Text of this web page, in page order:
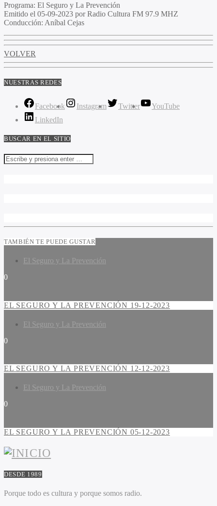
Programa: El Seguro y La Prevención
Emitido el 05-09-2023 por Radio Cultura FM 97.9 MHZ
Conducción: Aníbal Cejas
VOLVER
NUESTRAS REDES
Facebook Instagram Twitter
YouTube
LinkedIn
BUSCAR EN EL SITIO
TAMBIÉN TE PUEDE GUSTAR
El Seguro y La Prevención
0
EL SEGURO Y LA PREVENCIÓN 19-12-2023
El Seguro y La Prevención
0
EL SEGURO Y LA PREVENCIÓN 12-12-2023
El Seguro y La Prevención
0
EL SEGURO Y LA PREVENCIÓN 05-12-2023
DESDE 1989
Porque todo es cultura y porque somos radio.